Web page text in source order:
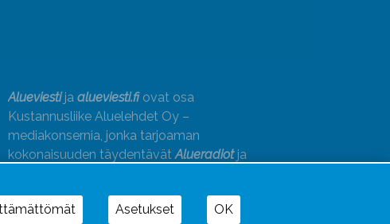
Alueviestija alueviesti.fiovat osa
Kustannusliike Aluelehdet Oy –
mediakonsernia, jonka tarjoaman
kokonaisuuden täydentävätAlueradiotja
Asetukset OK